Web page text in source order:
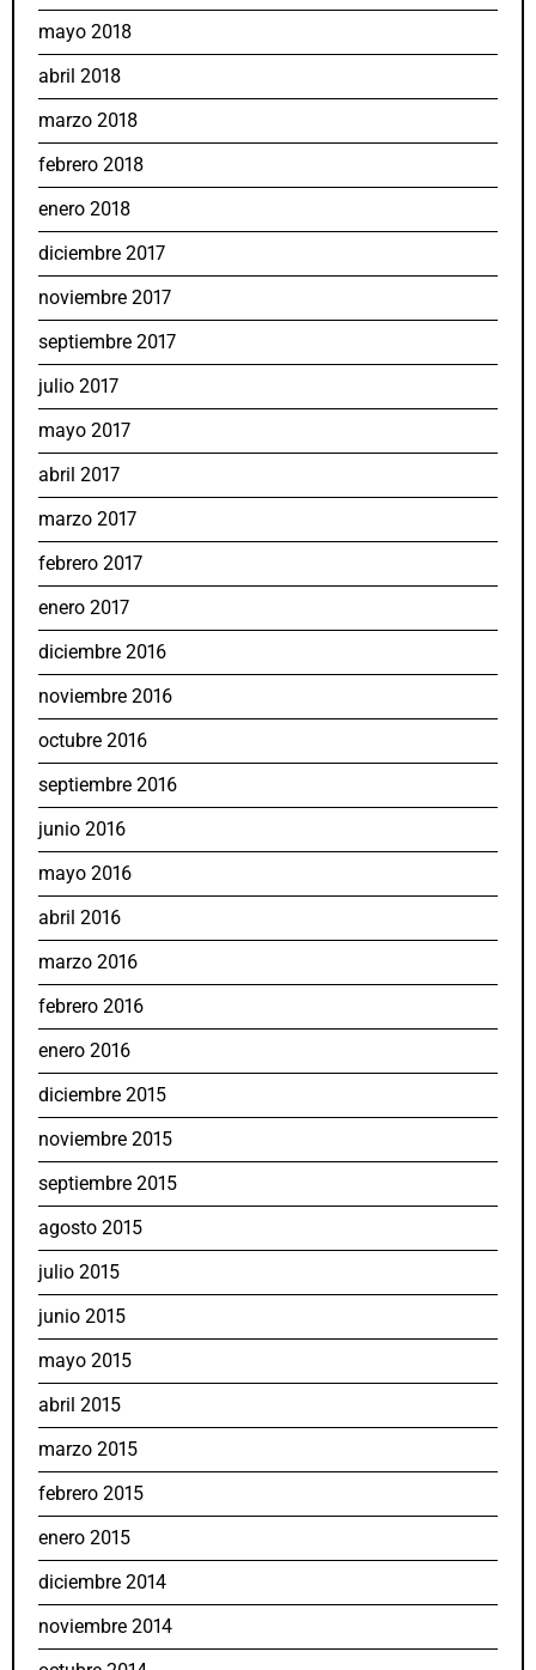
mayo 2018
abril 2018
marzo 2018
febrero 2018
enero 2018
diciembre 2017
noviembre 2017
septiembre 2017
julio 2017
mayo 2017
abril 2017
marzo 2017
febrero 2017
enero 2017
diciembre 2016
noviembre 2016
octubre 2016
septiembre 2016
junio 2016
mayo 2016
abril 2016
marzo 2016
febrero 2016
enero 2016
diciembre 2015
noviembre 2015
septiembre 2015
agosto 2015
julio 2015
junio 2015
mayo 2015
abril 2015
marzo 2015
febrero 2015
enero 2015
diciembre 2014
noviembre 2014